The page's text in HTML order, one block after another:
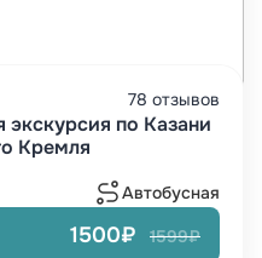
78 отзывов
экскурсия по Казани
Кремля
Автобусная
1500₽ 1599₽